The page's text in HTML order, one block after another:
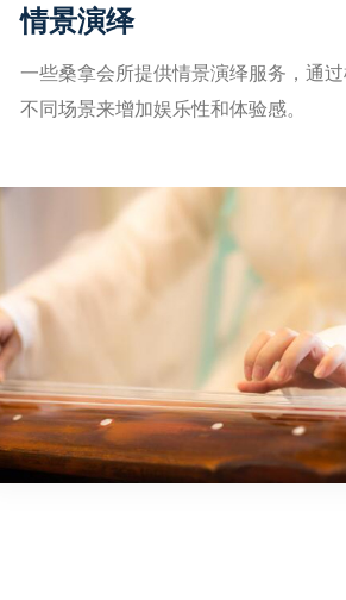
情景演绎
一些桑拿会所提供情景演绎服务，通
不同场景来增加娱乐性和体验感。